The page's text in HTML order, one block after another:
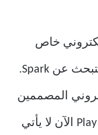
خاص
وآمن للغاية مع تشفير شامل ، فالتبحث عن Spark.
المصممين
والأكثر ثراءً والمتاحين على Play Store الآن لا يأتي